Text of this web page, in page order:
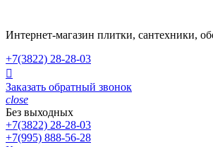
Интернет-магазин плитки, сантехники,
+7(3822) 28-28-03

Заказать обратный звонок
close
Без выходных
+7(3822) 28-28-03
+7(995) 888-56-28